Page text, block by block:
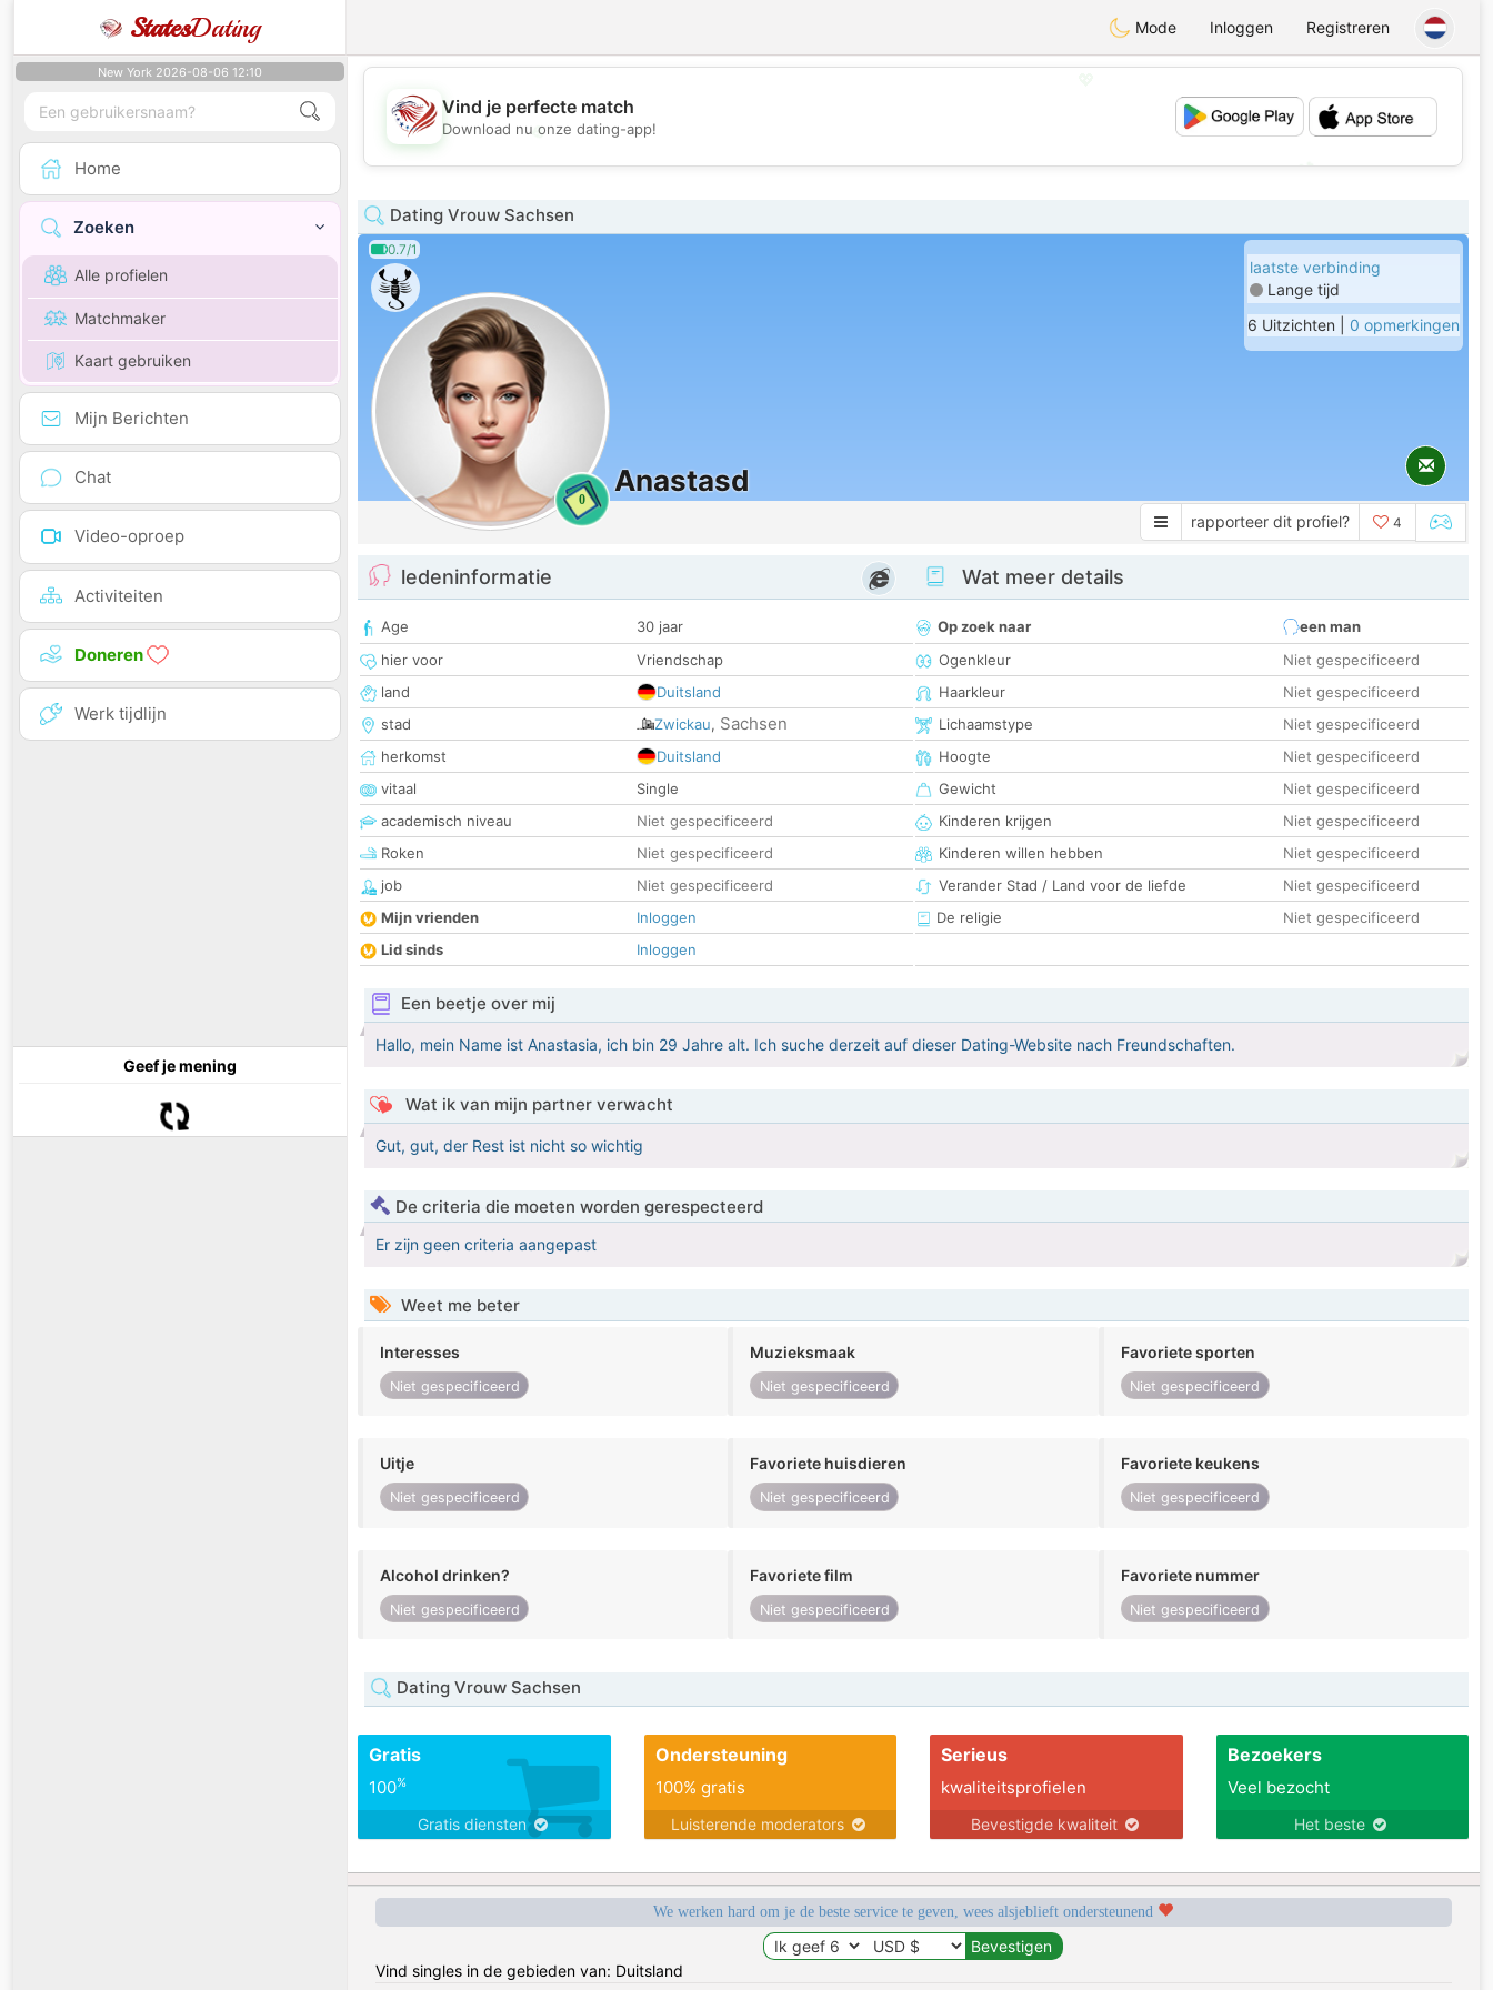
StatesDating Mode Inloggen Registreren
New York 2026-08-06 12:10
Home
Zoeken
Alle profielen
Matchmaker
Kaart gebruiken
Mijn Berichten
Chat
Video-oproep
Activiteiten
Doneren
Werk tijdlijn
Geef je mening
💖
💕
Vind je perfecte match
Download nu onze dating-app!
Dating Vrouw Sachsen
0.7/1
0
Anastasd
laatste verbinding
Lange tijd
6 Uitzichten | 0 opmerkingen
rapporteer dit profiel? 4
ledeninformatie
Age
30 jaar
hier voor
Vriendschap
land
Duitsland
stad
Zwickau, Sachsen
herkomst
Duitsland
vitaal
Single
academisch niveau
Niet gespecificeerd
Roken
Niet gespecificeerd
job
Niet gespecificeerd
Mijn vrienden
Inloggen
Lid sinds
Inloggen
Wat meer details
Op zoek naar
een man
Ogenkleur
Niet gespecificeerd
Haarkleur
Niet gespecificeerd
Lichaamstype
Niet gespecificeerd
Hoogte
Niet gespecificeerd
Gewicht
Niet gespecificeerd
Kinderen krijgen
Niet gespecificeerd
Kinderen willen hebben
Niet gespecificeerd
Verander Stad / Land voor de liefde
Niet gespecificeerd
De religie
Niet gespecificeerd
Een beetje over mij
Hallo, mein Name ist Anastasia, ich bin 29 Jahre alt. Ich suche derzeit auf dieser Dating-Website nach Freundschaften.
Wat ik van mijn partner verwacht
Gut, gut, der Rest ist nicht so wichtig
De criteria die moeten worden gerespecteerd
Er zijn geen criteria aangepast
Weet me beter
Interesses
Niet gespecificeerd
Muzieksmaak
Niet gespecificeerd
Favoriete sporten
Niet gespecificeerd
Uitje
Niet gespecificeerd
Favoriete huisdieren
Niet gespecificeerd
Favoriete keukens
Niet gespecificeerd
Alcohol drinken?
Niet gespecificeerd
Favoriete film
Niet gespecificeerd
Favoriete nummer
Niet gespecificeerd
Dating Vrouw Sachsen
Gratis
100%
Gratis diensten
Ondersteuning
100% gratis
Luisterende moderators
Serieus
kwaliteitsprofielen
Bevestigde kwaliteit
Bezoekers
Veel bezocht
Het beste
We werken hard om je de beste service te geven, wees alsjeblieft ondersteunend
Vind singles in de gebieden van: Duitsland